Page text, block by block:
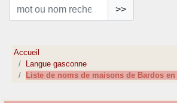
>>
Accueil
Langue gasconne
Liste de noms de maisons de Bardos en